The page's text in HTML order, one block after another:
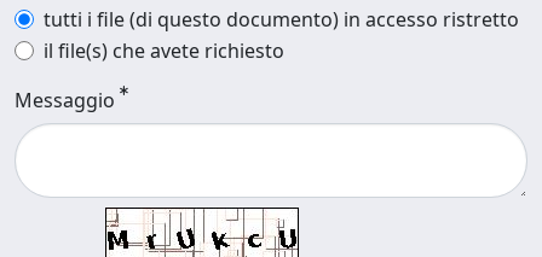
tutti i file (di questo documento) in accesso ristretto
il file(s) che avete richiesto
Messaggio